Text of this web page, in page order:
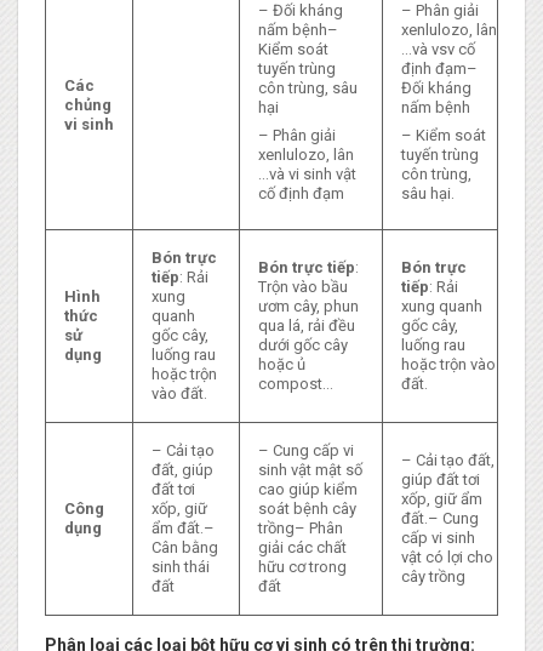
Các
chủng
vi sinh
– Đối kháng
nấm bệnh–
Kiểm soát
tuyến trùng
côn trùng, sâu
hại
– Phân giải
xenlulozo, lân
…và vi sinh vật
cố định đạm
– Phân giải
xenlulozo, lân
…và vsv cố
định đạm–
Đối kháng
nấm bệnh
– Kiểm soát
tuyến trùng
côn trùng,
sâu hại.
Hình
thức
sử
dụng
Bón trực
tiếp: Rải
xung
quanh
gốc cây,
luống rau
hoặc trộn
vào đất.
Bón trực tiếp:
Trộn vào bầu
ươm cây, phun
qua lá, rải đều
dưới gốc cây
hoặc ủ
compost…
Bón trực
tiếp: Rải
xung quanh
gốc cây,
luống rau
hoặc trộn vào
đất.
Công
dụng
– Cải tạo
đất, giúp
đất tơi
xốp, giữ
ẩm đất.–
Cân bằng
sinh thái
đất
– Cung cấp vi
sinh vật mật số
cao giúp kiểm
soát bệnh cây
trồng– Phân
giải các chất
hữu cơ trong
đất
– Cải tạo đất,
giúp đất tơi
xốp, giữ ẩm
đất.– Cung
cấp vi sinh
vật có lợi cho
cây trồng
Phân loại các loại bột hữu cơ vi sinh có trên thị trường: